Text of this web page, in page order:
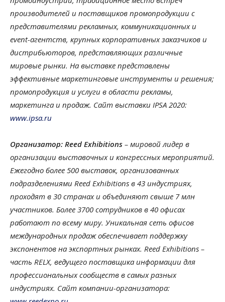
производителей и поставщиков промопродукции с
представителями рекламных, коммуникационных и
event-агентств, крупных корпоративных заказчиков и
дистрибьюторов, представляющих различные
мировые рынки. На выставке представлены
эффективные маркетинговые инструменты и решения;
промопродукция и услуги в области рекламы,
маркетинга и продаж. Сайт выставки IPSA 2020:
www.ipsa.ru
Организатор: Reed Exhibitions – мировой лидер в
организации выставочных и конгрессных мероприятий.
Ежегодно более 500 выставок, организованных
подразделениями Reed Exhibitions в 43 индустриях,
проходят в 30 странах и объединяют свыше 7 млн
участников. Более 3700 сотрудников в 40 офисах
работают по всему миру. Уникальная сеть офисов
международных продаж обеспечивает поддержку
экспонентов на экспортных рынках. Reed Exhibitions –
часть RELX, ведущего поставщика информации для
профессиональных сообществ в самых разных
индустриях. Сайт компании-организатора: